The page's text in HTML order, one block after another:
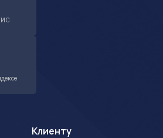
Клиенту
обработку персональных данных
наш менеджер.